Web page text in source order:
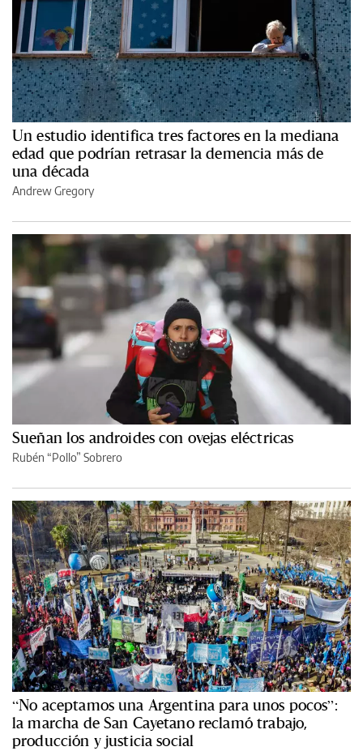
Un estudio identifica tres factores en la mediana
edad que podrían retrasar la demencia más de
una década
Andrew Gregory
Sueñan los androides con ovejas eléctricas
Rubén “Pollo” Sobrero
“No aceptamos una Argentina para unos pocos”:
la marcha de San Cayetano reclamó trabajo,
producción y justicia social